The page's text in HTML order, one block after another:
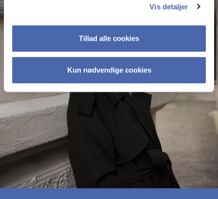
Vis detaljer
Tillad alle cookies
Kun nødvendige cookies